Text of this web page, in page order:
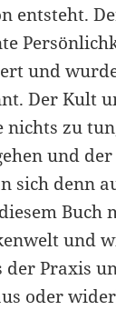
entsteht.
und
Der Kult
zu
und
sich denn
Buch
und
Praxis
oder